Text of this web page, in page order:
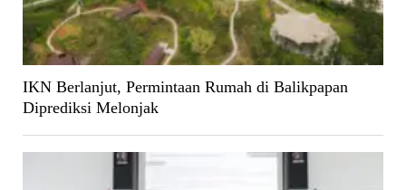
IKN Berlanjut, Permintaan Rumah di Balikpapan
Diprediksi Melonjak